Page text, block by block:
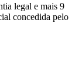
legal e mais 9
concedida pelo